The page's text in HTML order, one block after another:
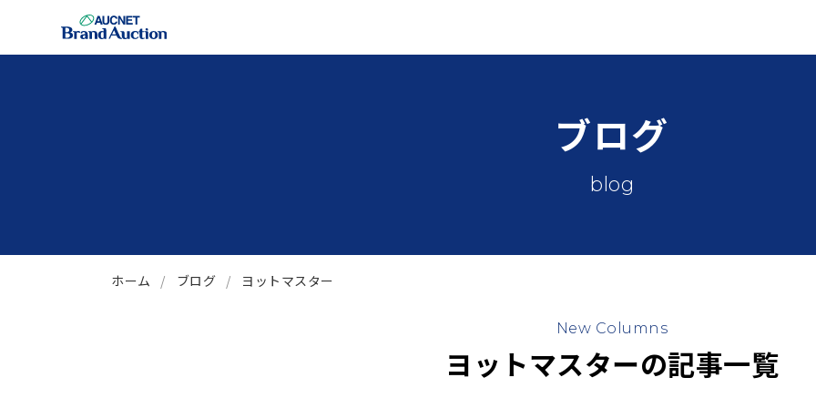
ブログ
blog
ホーム ブログ ヨットマスター
New Columns
ヨットマスターの記事一覧